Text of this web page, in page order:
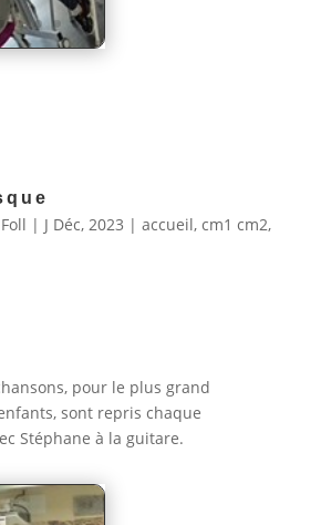
| J Déc, 2023 | accueil, cm1 cm2,
pour le plus grand
sont repris chaque
Stéphane à la guitare.